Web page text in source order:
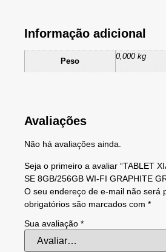
Informação adicional
Peso
0,000 kg
Avaliações
Não há avaliações ainda.
Seja o primeiro a avaliar “TABLET
SE 8GB/256GB WI-FI GRAPHITE
O seu endereço de e-mail não será
obrigatórios são marcados com *
Sua avaliação *